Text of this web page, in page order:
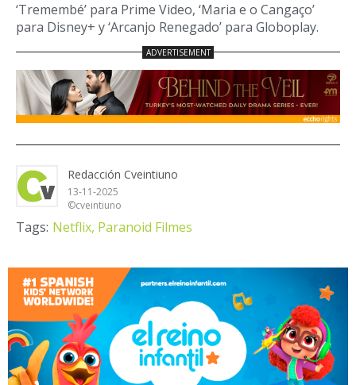
‘Tremembé’ para Prime Video, ‘Maria e o Cangaço’
para Disney+ y ‘Arcanjo Renegado’ para Globoplay.
Redacción Cveintiuno
13-11-2025
©cveintiuno
Tags: Netflix, Paranoid Filmes